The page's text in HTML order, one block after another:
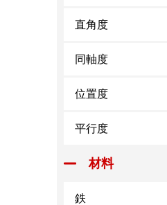
直角度
同軸度
位置度
平行度
材料
鉄